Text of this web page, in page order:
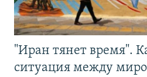
"Иран тянет время".
ситуация между